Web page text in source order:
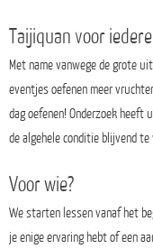
Taijiquan voor
Met name vanwege de grote
eventjes oefenen meer
dag oefenen! Onderzoek heeft
de algehele conditie blijvend te
Voor wie?
We starten lessen vanaf het
je enige ervaring hebt of een